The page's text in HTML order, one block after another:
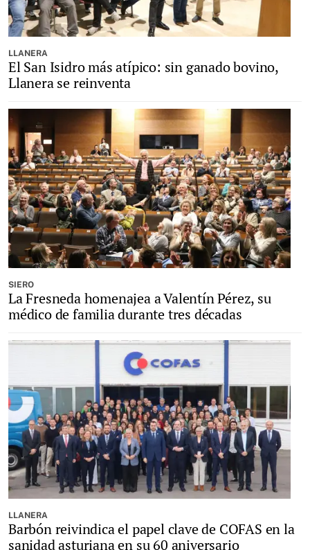
LLANERA
El San Isidro más atípico: sin ganado bovino,
Llanera se reinventa
SIERO
La Fresneda homenajea a Valentín Pérez, su
médico de familia durante tres décadas
LLANERA
Barbón reivindica el papel clave de COFAS en la
sanidad asturiana en su 60 aniversario